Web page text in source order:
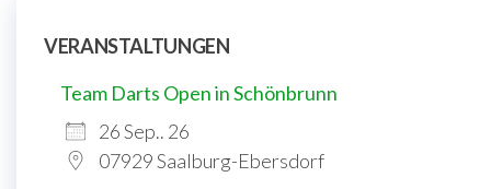
VERANSTALTUNGEN
Team Darts Open in Schönbrunn
26 Sep.. 26
07929 Saalburg-Ebersdorf